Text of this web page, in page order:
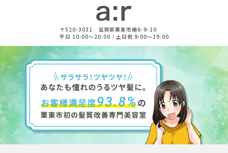
〒520-3031 滋賀県栗東市綣6-9-10
平日 10:00～20:00｜土日祝 9:00～19:00